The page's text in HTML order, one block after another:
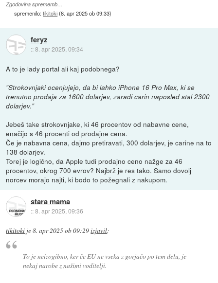
Zgodovina sprememb…
spremenilo:tikitoki(8. apr 2025 ob 09:33)
feryz
::8. apr 2025, 09:34
A to je lady portal ali kaj podobnega?
"Strokovnjaki ocenjujejo, da bi lahko iPhone 16 Pro Max, ki se
trenutno prodaja za 1600 dolarjev, zaradi carin naposled stal 2300
dolarjev."
Jebeš take strokovnjake, ki 46 procentov od nabavne cene,
enačijo s 46 procenti od prodajne cena.
Če je nabavna cena, dajmo pretiravati, 300 dolarjev, je carine na to
138 dolarjev.
Torej je logično, da Apple tudi prodajno ceno nažge za 46
procentov, okrog 700 evrov? Najbrž je res tako. Samo dovolj
norcev morajo najti, ki bodo to požegnali z nakupom.
stara mama
::8. apr 2025, 09:36
tikitoki je8. apr 2025 ob 09:29izjavil:
To je neizogibno, ker če EU ne vseka z gorjačo po tem delu, je
nekaj narobe z našimi voditelji.